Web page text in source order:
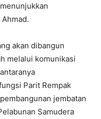
akan dibangun
melalui komunikasi
Parit Rempak
jembatan
Samudera